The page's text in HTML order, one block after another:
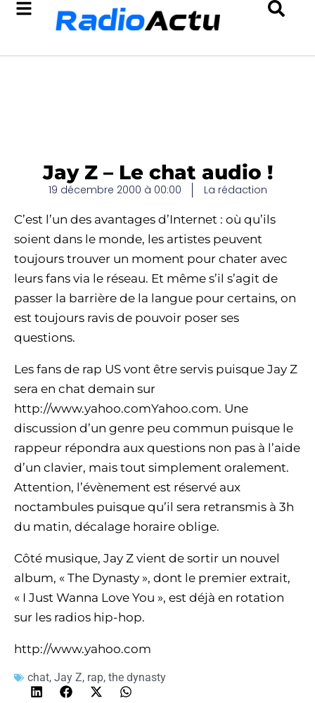
Jay Z – Le chat audio !
19 décembre 2000 à 00:00 La rédaction
C’est l’un des avantages d’Internet : où qu’ils
soient dans le monde, les artistes peuvent
toujours trouver un moment pour chater avec
leurs fans via le réseau. Et même s’il s’agit de
passer la barrière de la langue pour certains, on
est toujours ravis de pouvoir poser ses
questions.
Les fans de rap US vont être servis puisque Jay Z
sera en chat demain sur
http://www.yahoo.comYahoo.com. Une
discussion d’un genre peu commun puisque le
rappeur répondra aux questions non pas à l’aide
d’un clavier, mais tout simplement oralement.
Attention, l’évènement est réservé aux
noctambules puisque qu’il sera retransmis à 3h
du matin, décalage horaire oblige.
Côté musique, Jay Z vient de sortir un nouvel
album, « The Dynasty », dont le premier extrait,
« I Just Wanna Love You », est déjà en rotation
sur les radios hip-hop.
http://www.yahoo.com
chat, Jay Z, rap, the dynasty